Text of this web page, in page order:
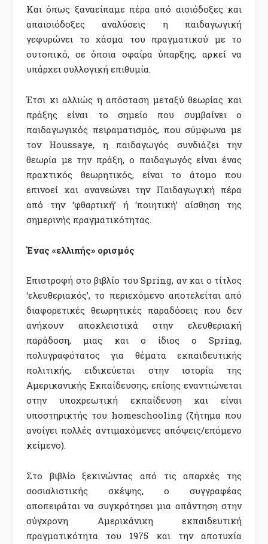
Και όπως ξαναείπαμε πέρα από αισιόδοξες και
απαισιόδοξες αναλύσεις η παιδαγωγική
γεφυρώνει το χάσμα του πραγματικού με το
ουτοπικό, σε όποια σφαίρα ύπαρξης, αρκεί να
υπάρχει συλλογική επιθυμία.
Έτσι κι αλλιώς η απόσταση μεταξύ θεωρίας και
πράξης είναι το σημείο που συμβαίνει ο
παιδαγωγικός πειραματισμός, που σύμφωνα με
τον Houssaye, η παιδαγωγός συνδιάζει την
θεωρία με την πράξη, ο παιδαγωγός είναι ένας
πρακτικός θεωρητικός, είναι το άτομο που
επινοεί και ανανεώνει την Παιδαγωγική πέρα
από την ‘φθαρτική’ ή ‘ποιητική’ αίσθηση της
σημερινής πραγματικότητας.
Ένας «ελλιπής» ορισμός
Επιστροφή στο βιβλίο του Spring, αν και ο τίτλος
‘ελευθεριακός’, το περιεχόμενο αποτελείται από
διαφορετικές θεωρητικές παραδόσεις που δεν
ανήκουν αποκλειστικά στην ελευθεριακή
παράδοση, μιας και ο ίδιος ο Spring,
πολυγραφότατος για θέματα εκπαιδευτικής
πολιτικής, ειδικεύεται στην ιστορία της
Αμερικανικής Εκπαίδευσης, επίσης εναντιώνεται
στην υποχρεωτική εκπαίδευση και είναι
υποστηρικτής του homeschooling (ζήτημα που
ανοίγει πολλές αντιμαχόμενες απόψεις/επόμενο
κείμενο).
Στο βιβλίο ξεκινώντας από τις απαρχές της
σοσιαλιστικής σκέψης, ο συγγραφέας
αποπειράται να συγκρότησει μια απάντηση στην
σύγχρονη Αμερικάνικη εκπαιδευτική
πραγματικότητα του 1975 και την αποτυχία